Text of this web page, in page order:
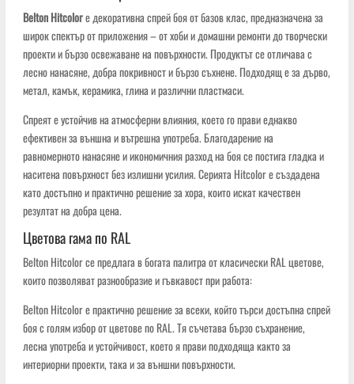
Belton Hitcolorе декоративна спрей боя от базов клас, предназначена за
широк спектър от приложения – от хоби и домашни ремонти до творчески
проекти и бързо освежаване на повърхности. Продуктът се отличава с
лесно нанасяне, добра покривност и бързо съхнене. Подходящ е за дърво,
метал, камък, керамика, глина и различни пластмаси.
Спреят е устойчив на атмосферни влияния, което го прави еднакво
ефективен за външна и вътрешна употреба. Благодарение на
равномерното нанасяне и икономичния разход на боя се постига гладка и
наситена повърхност без излишни усилия. Серията Hitcolor е създадена
като достъпно и практично решение за хора, които искат качествен
резултат на добра цена.
Цветова гама по RAL
Belton Hitcolor се предлага в богата палитра от класически RAL цветове,
които позволяват разнообразие и гъвкавост при работа:
Belton Hitcolor е практично решение за всеки, който търси достъпна спрей
боя с голям избор от цветове по RAL. Тя съчетава бързо съхранение,
лесна употреба и устойчивост, което я прави подходяща както за
интериорни проекти, така и за външни повърхности.